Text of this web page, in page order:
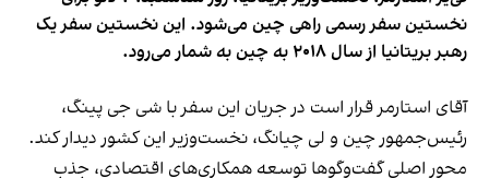
نخستین سفر رسمی راهی چین می‌شود. این نخستین سفر یک
رهبر بریتانیا از سال ۲۰۱۸ به چین به شمار می‌رود.
آقای استارمر قرار است در جریان این سفر با شی جی پینگ،
رئیس‌جمهور چین و لی چیانگ، نخست‌وزیر این کشور دیدار کند.
محور اصلی گفت‌وگوها توسعه همکاری‌های اقتصادی، جذب